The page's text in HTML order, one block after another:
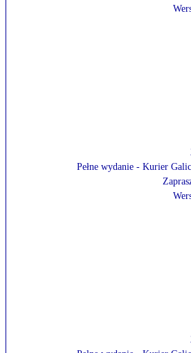
Pełne wydanie - Kurier